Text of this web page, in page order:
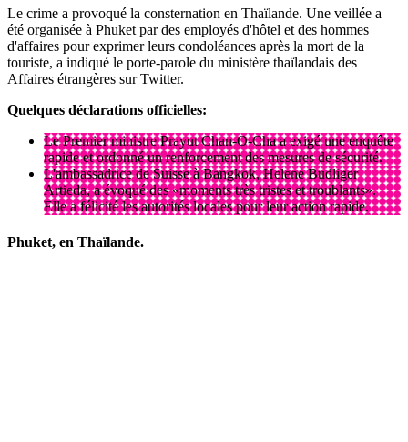
Le crime a provoqué la consternation en Thaïlande. Une veillée a
été organisée à Phuket par des employés d'hôtel et des hommes
d'affaires pour exprimer leurs condoléances après la mort de la
touriste, a indiqué le porte-parole du ministère thaïlandais des
Affaires étrangères sur Twitter.
Quelques déclarations officielles:
Le Premier ministre Prayut Chan-O-Cha a exigé une enquête
rapide et ordonné un renforcement des mesures de sécurité.
L'ambassadrice de Suisse à Bangkok, Helene Budliger
Artieda, a évoqué des «moments très tristes et troublants».
Elle a félicité les autorités locales pour leur action rapide.
Phuket, en Thaïlande.